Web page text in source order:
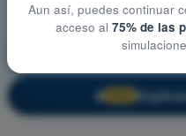
Principios de Vuelo
🔒
Aun así, puedes continuar
acceso al 75% de las